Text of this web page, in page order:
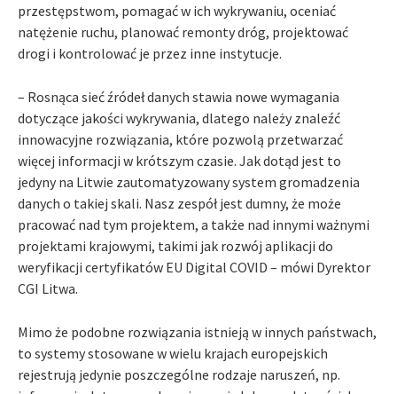
przestępstwom, pomagać w ich wykrywaniu, oceniać
natężenie ruchu, planować remonty dróg, projektować
drogi i kontrolować je przez inne instytucje.
– Rosnąca sieć źródeł danych stawia nowe wymagania
dotyczące jakości wykrywania, dlatego należy znaleźć
innowacyjne rozwiązania, które pozwolą przetwarzać
więcej informacji w krótszym czasie. Jak dotąd jest to
jedyny na Litwie zautomatyzowany system gromadzenia
danych o takiej skali. Nasz zespół jest dumny, że może
pracować nad tym projektem, a także nad innymi ważnymi
projektami krajowymi, takimi jak rozwój aplikacji do
weryfikacji certyfikatów EU Digital COVID – mówi Dyrektor
CGI Litwa.
Mimo że podobne rozwiązania istnieją w innych państwach,
to systemy stosowane w wielu krajach europejskich
rejestrują jedynie poszczególne rodzaje naruszeń, np.